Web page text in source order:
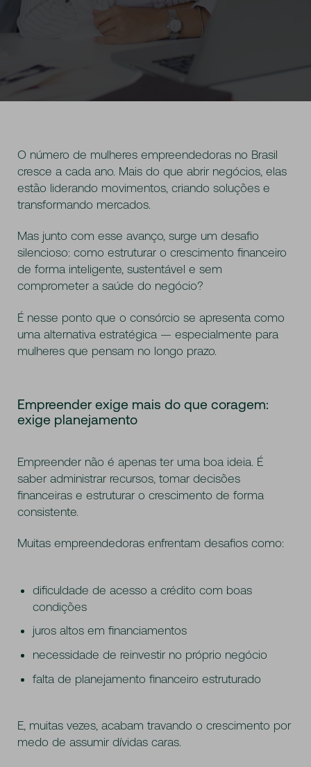
O número de mulheres empreendedoras no Brasil
cresce a cada ano. Mais do que abrir negócios, elas
estão liderando movimentos, criando soluções e
transformando mercados.
Mas junto com esse avanço, surge um desafio
silencioso: como estruturar o crescimento financeiro
de forma inteligente, sustentável e sem
comprometer a saúde do negócio?
É nesse ponto que o consórcio se apresenta como
uma alternativa estratégica — especialmente para
mulheres que pensam no longo prazo.
Empreender exige mais do que coragem:
exige planejamento
Empreender não é apenas ter uma boa ideia. É
saber administrar recursos, tomar decisões
financeiras e estruturar o crescimento de forma
consistente.
Muitas empreendedoras enfrentam desafios como:
dificuldade de acesso a crédito com boas
condições
juros altos em financiamentos
necessidade de reinvestir no próprio negócio
falta de planejamento financeiro estruturado
E, muitas vezes, acabam travando o crescimento por
medo de assumir dívidas caras.